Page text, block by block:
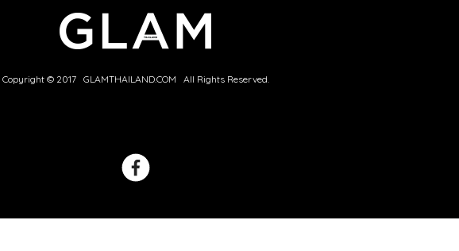
Copyright © 2017 GLAMTHAILAND.COM All Rights Reserved.